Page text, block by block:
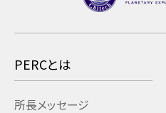
PERCとは
所長メッセージ